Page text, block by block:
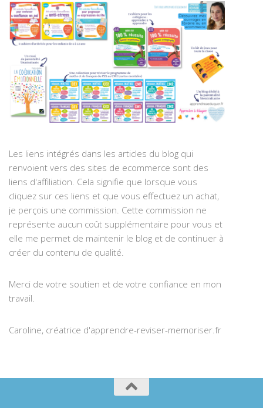
Les liens intégrés dans les articles du blog qui
renvoient vers des sites de ecommerce sont des
liens d'affiliation. Cela signifie que lorsque vous
cliquez sur ces liens et que vous effectuez un achat,
je perçois une commission. Cette commission ne
représente aucun coût supplémentaire pour vous et
elle me permet de maintenir le blog et de continuer à
créer du contenu de qualité.
Merci de votre soutien et de votre confiance en mon
travail.
Caroline, créatrice d'apprendre-reviser-memoriser.fr